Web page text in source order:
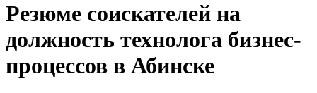
Резюме соискателей на
должность технолога бизнес-
процессов в Абинске